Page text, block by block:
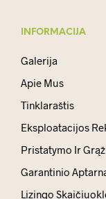
INFORMACIJA
Galerija
Apie Mus
Tinklaraštis
Eksploatacijos
Pristatymo Ir
Garantinio
Lizingo